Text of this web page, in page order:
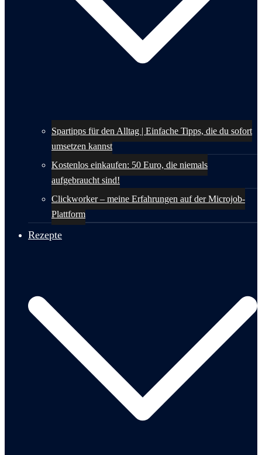
Spartipps für den Alltag | Einfache Tipps, die du sofort
umsetzen kannst
Kostenlos einkaufen: 50 Euro, die niemals
aufgebraucht sind!
Clickworker – meine Erfahrungen auf der Microjob-
Plattform
Rezepte